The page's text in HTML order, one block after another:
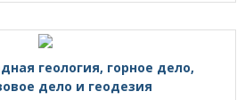
геология, горное дело,
дело и геодезия